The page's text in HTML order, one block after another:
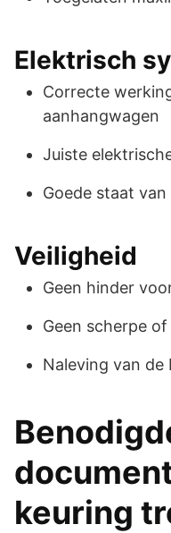
Elektrisch
Correcte
aanhangwagen
Juiste
Goede staat
Veiligheid
Geen hinder
Geen scherpe
Naleving van de
keuring